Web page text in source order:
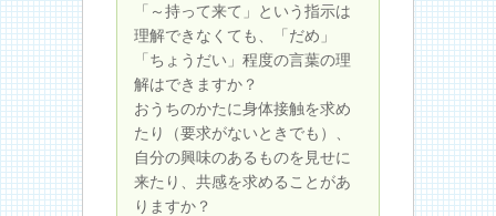
「～持って来て」という指示は
理解できなくても、「だめ」
「ちょうだい」程度の言葉の理
解はできますか？
おうちのかたに身体接触を求め
たり（要求がないときでも）、
自分の興味のあるものを見せに
来たり、共感を求めることがあ
りますか？